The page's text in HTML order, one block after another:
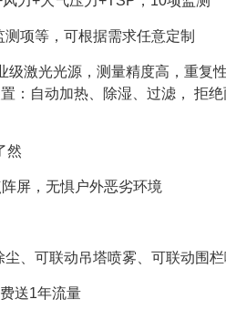
项等，可根据需求任意定制
激光光源，测量精度高，重复
：自动加热、除湿、过滤， 拒
然
屏，无惧户外恶劣环境
、可联动吊塔喷雾、可联动围
送1年流量